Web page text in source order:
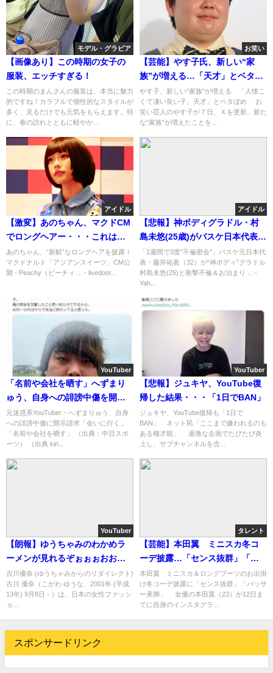
モデル・グラビア
【画像あり】この時期の女子の
服装、エッチすぎる！
この時期のまんさんの服装は、本当に魅力
的ですね！カラフルで個性的なスタイルが
多く、見るだけでも元気をもらえます。特
に、春の訪れとともに軽やか...
お笑い
【芸能】やす子氏、新しい“家
族”が増える…「天才」とベタぼ
め
やす子、新しい“家族”が増える 「人懐こ
くて凄い良い子。天才」とベタぼめ お
笑い芸人のやす子が７日、Ｘを更新。新た
な“家族”が増えたことを...
アイドル
【激変】あのちゃん、マクドCM
でロングヘアー・・・これは似
合っているのか？？
あのちゃん、“新鮮”なロングヘアを披露！
マクドナルド「アジアンスイーツ」CM公
開 - Peachy（ピーチィ ... - livedoor...
アイドル
【悲報】神ボディグラドル・村
島未悠(25歳)がバスケ日本代表と
不倫し芸能界追放( ；´Д｀)
「1週間で3度“不倫密会”」バスケ元日本代
表・藤井祐眞（32）が“神ボディ”グラドル
村島未悠(25)と衝撃不倫＆お泊まり ... -
Yah...
YouTuber
「名前や会社を晒す」へずまり
ゅう、自身への誹謗中傷を開示
請求「直接本人に会いに行
く」・・・
元迷惑系YouTuber・へずまりゅう、自身
への誹謗中傷に開示請求「会いに行く」
「名前や会社を晒す」 （出典：中日スポ
ーツ） （出典 kin...
YouTuber
【悲報】ジュキヤ、YouTube復
帰した結果・・・「1日でBAN」
ジュキヤ、YouTube復帰も「1日で
BAN」 ネット民「ここまで嫌われるのも
ある種才能」 過激な企画でたびたび炎
上し、サブチャンネルを含...
YouTuber
【朗報】ゆうちゃみのわかめラ
ーメンが見れるぞぉぉぉおおお
おおwww
古川優奈 (ゆうちゃみからのリダイレクト)
古川 優奈（こがわ ゆうな、2001年 (平成
13年) 9月8日 - ）は、日本の女性ファッシ
ョ...
タレント
【芸能】本田翼 ミニスカ冬コ
ーデ披露…「センス抜群」「バ
ッサー美脚」
本田翼 ミニスカ＆ロングブーツのお出掛
け冬コーデ披露に「センス抜群」「バッサ
ー美脚」 女優の本田翼（23）が12日ま
でに自身のインスタグラ...
スポンサードリンク